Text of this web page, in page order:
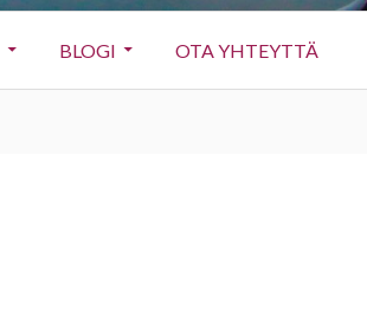
BLOGI OTA YHTEYTTÄ